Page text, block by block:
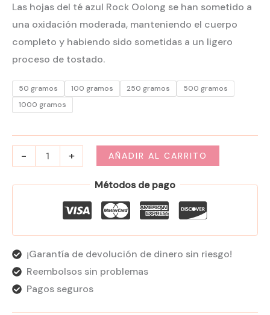
hasta
64,00 €
Las hojas del té azul Rock Oolong se han sometido a
una oxidación moderada, manteniendo el cuerpo
completo y habiendo sido sometidas a un ligero
proceso de tostado.
50 gramos 100 gramos 250 gramos
500 gramos
1000 gramos
- + AÑADIR AL CARRITO
Métodos de pago
¡Garantía de devolución de dinero sin riesgo!
Reembolsos sin problemas
Pagos seguros